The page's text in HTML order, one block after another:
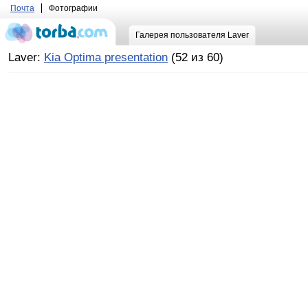
Почта Фотографии
Галерея пользователя Laver
Laver: Kia Optima presentation (52 из 60)